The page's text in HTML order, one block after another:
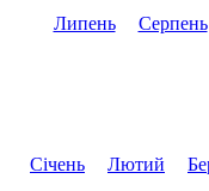
Липень
Серпень
Січень Лютий